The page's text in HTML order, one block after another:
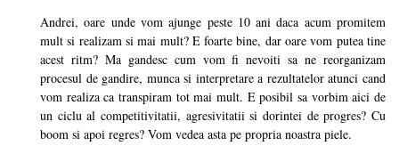
Andrei, oare unde vom ajunge peste 10 ani daca acum promitem
mult si realizam si mai mult? E foarte bine, dar oare vom putea tine
acest ritm? Ma gandesc cum vom fi nevoiti sa ne reorganizam
procesul de gandire, munca si interpretare a rezultatelor atunci cand
vom realiza ca transpiram tot mai mult. E posibil sa vorbim aici de
un ciclu al competitivitatii, agresivitatii si dorintei de progres? Cu
boom si apoi regres? Vom vedea asta pe propria noastra piele.